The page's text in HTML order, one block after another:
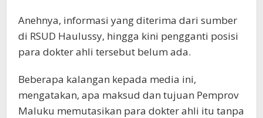
Anehnya, informasi yang diterima dari sumber
di RSUD Haulussy, hingga kini pengganti posisi
para dokter ahli tersebut belum ada.
Beberapa kalangan kepada media ini,
mengatakan, apa maksud dan tujuan Pemprov
Maluku memutasikan para dokter ahli itu tanpa